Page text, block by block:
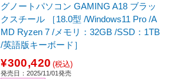
グノートパソコン GAMING A18 ブラッ
クスチール ［18.0型 /Windows11 Pro /A
MD Ryzen 7 /メモリ：32GB /SSD：1TB
/英語版キーボード］
¥300,420 (税込)
発売日：2025/11/01発売